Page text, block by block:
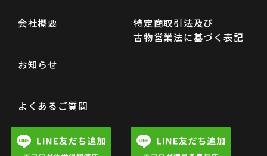
会社概要
お知らせ
よくあるご質問
特定商取引法及び
古物営業法に基づく表記